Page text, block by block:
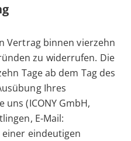
Vertrag binnen vierzehn
zu widerrufen. Die
Tage ab dem Tag des
Ihres
(ICONY GmbH,
E-Mail:
eindeutigen